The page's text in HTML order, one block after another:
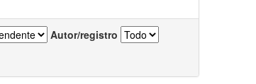
Autor/registro